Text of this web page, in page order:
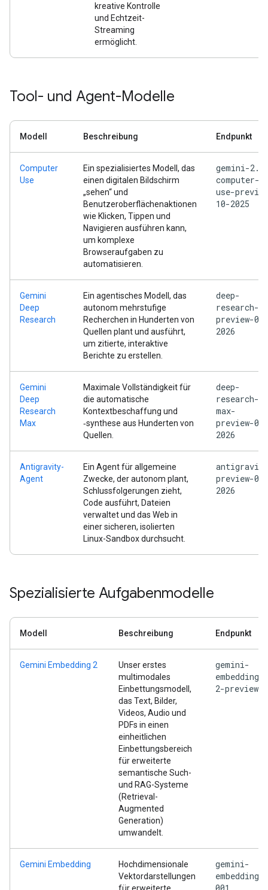
kreative Kontrolle
und Echtzeit-
Streaming
ermöglicht.
Tool- und Agent-Modelle
Modell Beschreibung Endpunkt
Computer
Use
Ein spezialisiertes Modell, das
einen digitalen Bildschirm
„sehen“ und
Benutzeroberflächenaktionen
wie Klicken, Tippen und
Navigieren ausführen kann,
um komplexe
Browseraufgaben zu
automatisieren.
gemini-
computer-
use-
10-2025
Gemini
Deep
Research
Ein agentisches Modell, das
autonom mehrstufige
Recherchen in Hunderten von
Quellen plant und ausführt,
um zitierte, interaktive
Berichte zu erstellen.
deep-
research-
preview-04-
2026
Gemini
Deep
Research
Max
Maximale Vollständigkeit für
die automatische
Kontextbeschaffung und
‑synthese aus Hunderten von
Quellen.
deep-
research-
max-
preview-04-
2026
Antigravity-
Agent
Ein Agent für allgemeine
Zwecke, der autonom plant,
Schlussfolgerungen zieht,
Code ausführt, Dateien
verwaltet und das Web in
einer sicheren, isolierten
Linux-Sandbox durchsucht.
preview-05-
2026
Spezialisierte Aufgabenmodelle
Modell Beschreibung Endpunkt
Gemini Embedding 2
Unser erstes
multimodales
Einbettungsmodell,
das Text, Bilder,
Videos, Audio und
PDFs in einen
einheitlichen
Einbettungsbereich
für erweiterte
semantische Such-
und RAG-Systeme
(Retrieval-
Augmented
Generation)
umwandelt.
gemini-
embedding-
2-preview
Gemini Embedding
Hochdimensionale
Vektordarstellungen
gemini-
embedding-